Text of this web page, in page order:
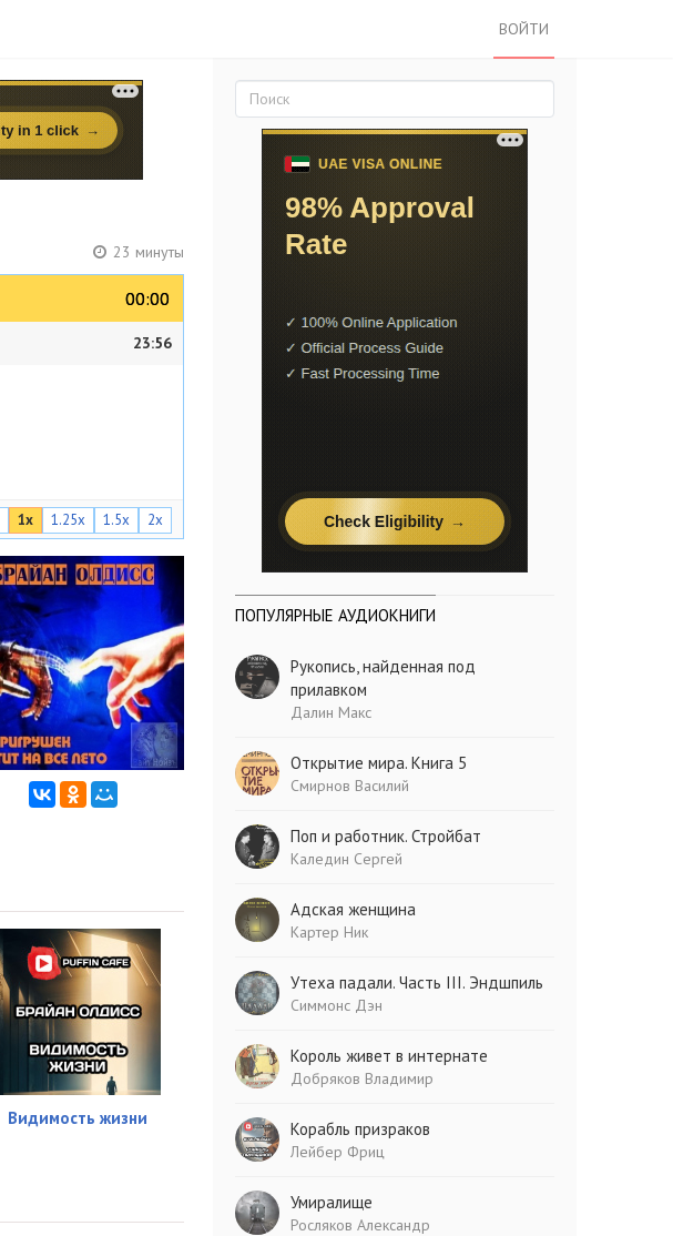
ВОЙТИ
23 минуты
00:00
00:00
23:56
1x 1.25x 1.5x 2x
Видимость жизни
ПОПУЛЯРНЫЕ АУДИОКНИГИ
Рукопись, найденная под
прилавком
Далин Макс
Открытие мира. Книга 5
Смирнов Василий
Поп и работник. Стройбат
Каледин Сергей
Адская женщина
Картер Ник
Утеха падали. Часть III. Эндшпиль
Симмонс Дэн
Король живет в интернате
Добряков Владимир
Корабль призраков
Лейбер Фриц
Умиралище
Росляков Александр